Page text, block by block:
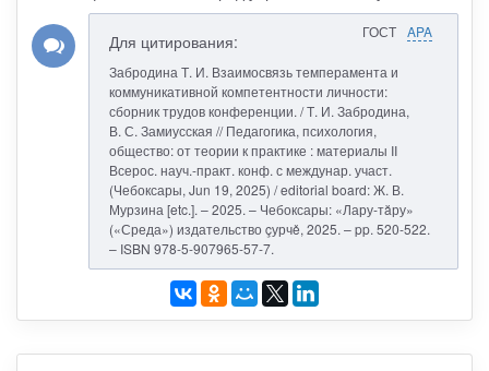
ГОСТ APA
Для цитирования:
Забродина Т. И. Взаимосвязь темперамента и
коммуникативной компетентности личности:
сборник трудов конференции. / Т. И. Забродина,
В. С. Замиусская // Педагогика, психология,
общество: от теории к практике : материалы II
Всерос. науч.-практ. конф. с междунар. участ.
(Чебоксары, Jun 19, 2025) / editorial board: Ж. В.
Мурзина [etc.]. – 2025. – Чебоксары: «Лару-тăру»
(«Среда») издательство çурчě, 2025. – pp. 520-522.
– ISBN 978-5-907965-57-7.